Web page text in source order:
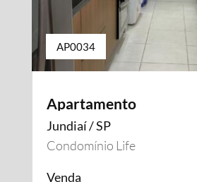
AP0034
Apartamento
Jundiaí / SP
Condomínio Life
Venda